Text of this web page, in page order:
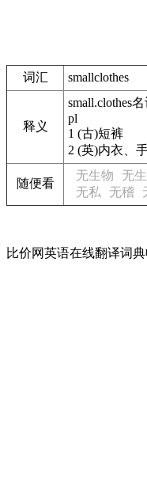
词汇 smallclothes
释义
small.clothes名
pl
1 (古)短裤
2 (英)内衣、
随便看
无生物 无
无私
无稽
比价网英语在线翻译词